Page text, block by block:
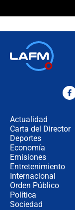
Actualidad
Carta del Director
Deportes
Economía
Emisiones
Entretenimiento
Internacional
Orden Público
Política
Sociedad